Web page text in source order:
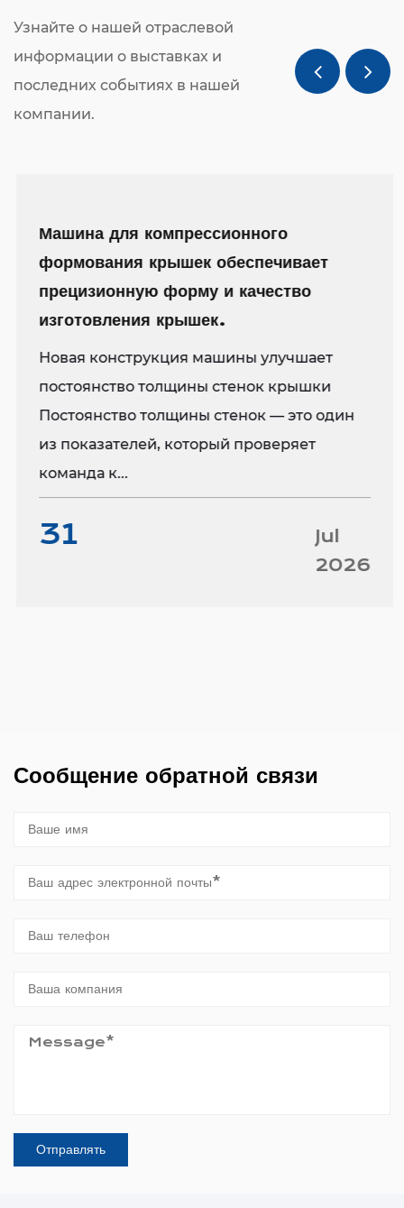
Машина состоит в основном из 16-48 полостей,
матрица универсальна и проста в эксплуатации,
а детали машины и другие аксессуары
поставляются всемирно известными
и высокая эффективность производства крышек
для бутылок. Автоматические укупорочные
машины могут производить до 1 000 000 единиц
продукции в день, эффективно экономя
трудозатраты и затраты на пространство, а
высокая эффективность и экономия энергии
принесут пользу вашим краткосрочным
затратам на восстановление и прибыли.
Переговоры с нашей компанией
приветствуются. Мы предоставим
высококачественный и продуманный сервис,
Узнайте о нашей отраслевой
информации о выставках и
последних событиях в нашей
компании.
Машина для компрессионного
формования крышек обеспечивает
прецизионную форму и качество
изготовления крышек.
Новая конструкция машины улучшает
постоянство толщины стенок крышки
Постоянство толщины стенок — это один
из показателей, который проверяет
команда к...
31
Jul
2026
Сообщение обратной связи